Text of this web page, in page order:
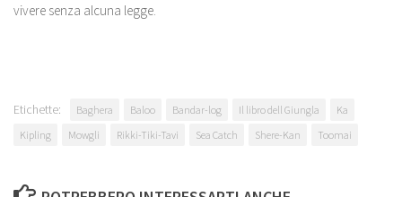
vivere senza alcuna legge.
Etichette: Baghera Baloo Bandar-log Il libro dell Giungla
Ka
Kipling
Mowgli Rikki-Tiki-Tavi Sea Catch Shere-Kan Toomai